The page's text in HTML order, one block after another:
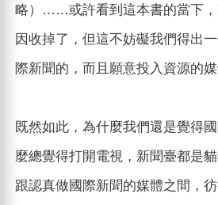
略）……或許看到這本書的當下，
因收掉了，但這不妨礙我們得出
際新聞的，而且願意投入資源的媒
既然如此，為什麼我們還是覺得
麼總覺得打開電視，新聞臺都是
跟認真做國際新聞的媒體之間，